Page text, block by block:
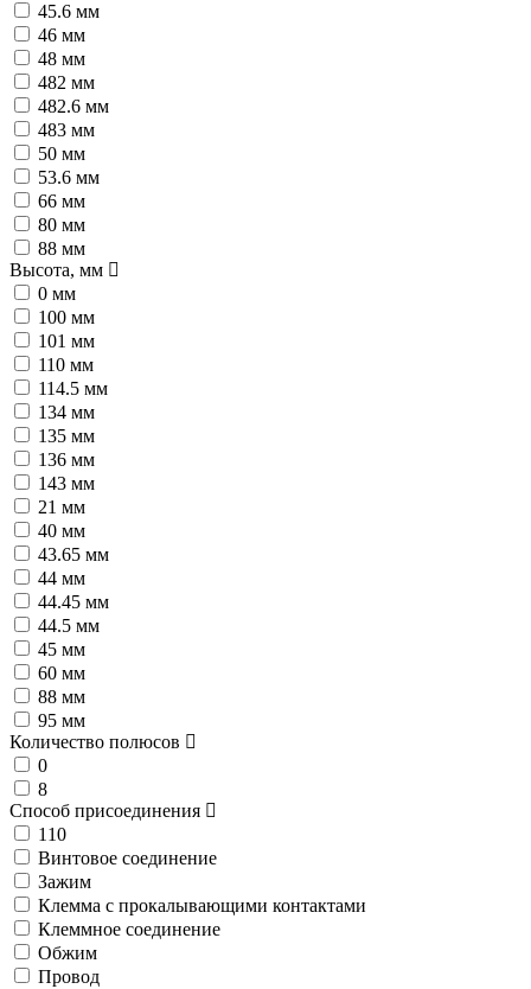
45.6 мм
46 мм
48 мм
482 мм
482.6 мм
483 мм
50 мм
53.6 мм
66 мм
80 мм
88 мм
Высота, мм
0 мм
100 мм
101 мм
110 мм
114.5 мм
134 мм
135 мм
136 мм
143 мм
21 мм
40 мм
43.65 мм
44 мм
44.45 мм
44.5 мм
45 мм
60 мм
88 мм
95 мм
Количество полюсов
0
8
Способ присоединения
110
Винтовое соединение
Зажим
Клемма с прокалывающими контактами
Клеммное соединение
Обжим
Провод